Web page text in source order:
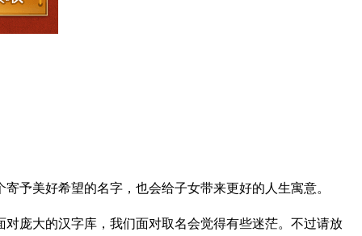
予美好希望的名字，也会给子女带来更好的人生寓意。
庞大的汉字库，我们面对取名会觉得有些迷茫。不过请放